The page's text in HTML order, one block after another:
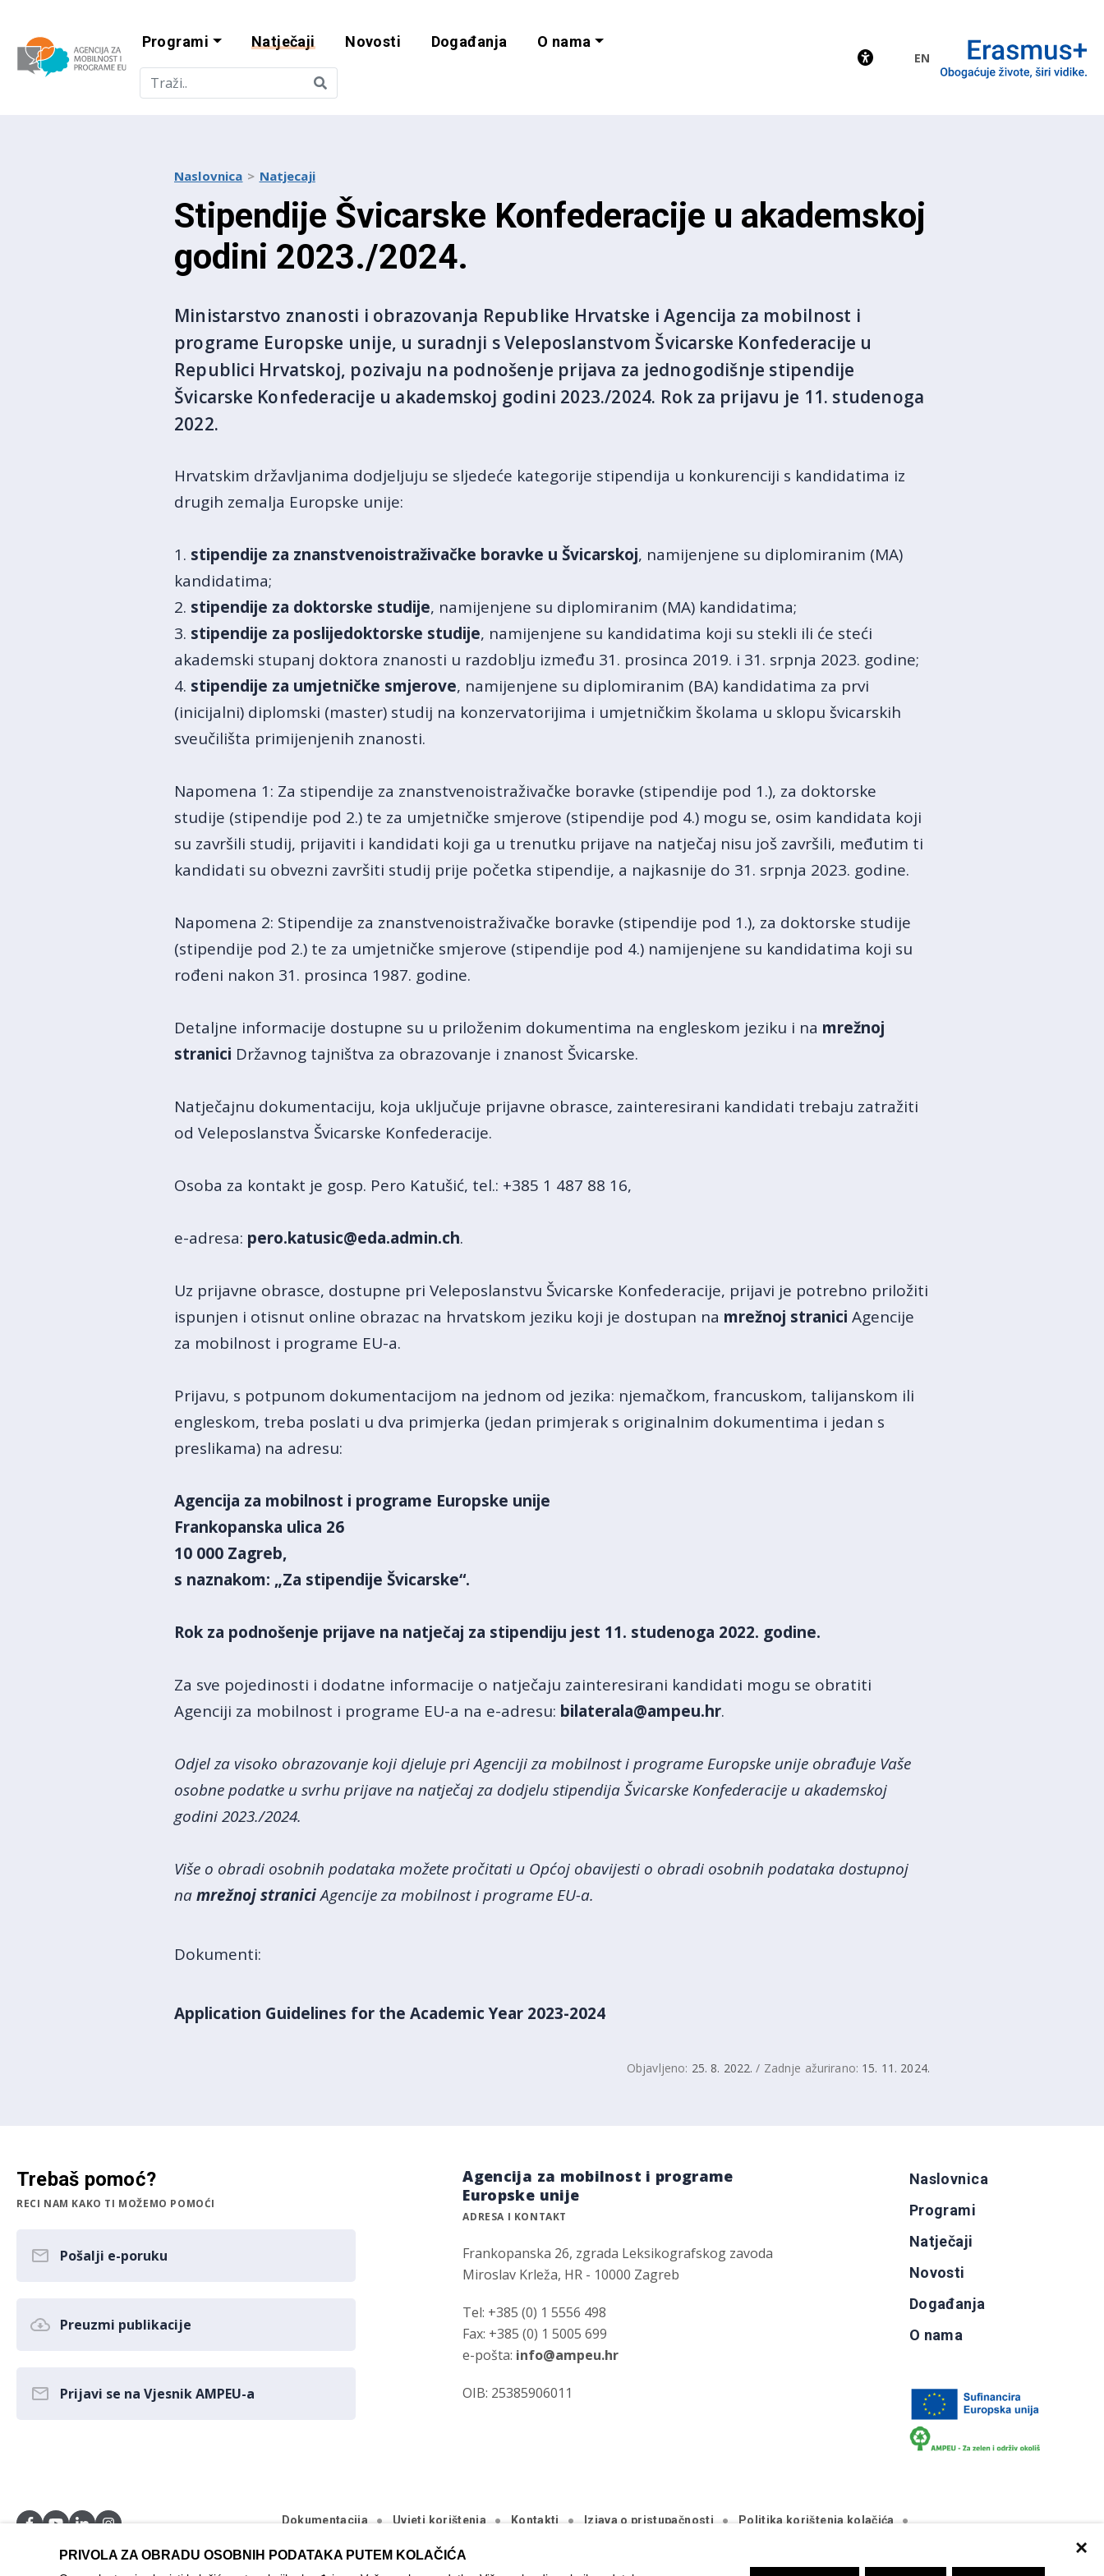
×
PRIVOLA ZA OBRADU OSOBNIH PODATAKA PUTEM KOLAČIĆA
Agencija za mobilnost i programe EU
Programi Natječaji Novosti Događanja O nama
EN
Naslovnica Natjecaji
Stipendije Švicarske Konfederacije u akademskoj
godini 2023./2024.
Ministarstvo znanosti i obrazovanja Republike Hrvatske i Agencija za mobilnost i
programe Europske unije, u suradnji s Veleposlanstvom Švicarske Konfederacije u
Republici Hrvatskoj, pozivaju na podnošenje prijava za jednogodišnje stipendije
Švicarske Konfederacije u akademskoj godini 2023./2024. Rok za prijavu je 11. studenoga
2022.
Hrvatskim državljanima dodjeljuju se sljedeće kategorije stipendija u konkurenciji s kandidatima iz
drugih zemalja Europske unije:
1. stipendije za znanstvenoistraživačke boravke u Švicarskoj, namijenjene su diplomiranim (MA)
kandidatima;
2. stipendije za doktorske studije, namijenjene su diplomiranim (MA) kandidatima;
3. stipendije za poslijedoktorske studije, namijenjene su kandidatima koji su stekli ili će steći
akademski stupanj doktora znanosti u razdoblju između 31. prosinca 2019. i 31. srpnja 2023. godine;
4. stipendije za umjetničke smjerove, namijenjene su diplomiranim (BA) kandidatima za prvi
(inicijalni) diplomski (master) studij na konzervatorijima i umjetničkim školama u sklopu švicarskih
sveučilišta primijenjenih znanosti.
Napomena 1: Za stipendije za znanstvenoistraživačke boravke (stipendije pod 1.), za doktorske
studije (stipendije pod 2.) te za umjetničke smjerove (stipendije pod 4.) mogu se, osim kandidata koji
su završili studij, prijaviti i kandidati koji ga u trenutku prijave na natječaj nisu još završili, međutim ti
kandidati su obvezni završiti studij prije početka stipendije, a najkasnije do 31. srpnja 2023. godine.
Napomena 2: Stipendije za znanstvenoistraživačke boravke (stipendije pod 1.), za doktorske studije
(stipendije pod 2.) te za umjetničke smjerove (stipendije pod 4.) namijenjene su kandidatima koji su
rođeni nakon 31. prosinca 1987. godine.
Detaljne informacije dostupne su u priloženim dokumentima na engleskom jeziku i na mrežnoj
stranici Državnog tajništva za obrazovanje i znanost Švicarske.
Natječajnu dokumentaciju, koja uključuje prijavne obrasce, zainteresirani kandidati trebaju zatražiti
od Veleposlanstva Švicarske Konfederacije.
Osoba za kontakt je gosp. Pero Katušić, tel.: +385 1 487 88 16,
e-adresa: pero.katusic@eda.admin.ch.
Uz prijavne obrasce, dostupne pri Veleposlanstvu Švicarske Konfederacije, prijavi je potrebno priložiti
ispunjen i otisnut online obrazac na hrvatskom jeziku koji je dostupan na mrežnoj stranici Agencije
za mobilnost i programe EU-a.
Prijavu, s potpunom dokumentacijom na jednom od jezika: njemačkom, francuskom, talijanskom ili
engleskom, treba poslati u dva primjerka (jedan primjerak s originalnim dokumentima i jedan s
preslikama) na adresu:
Agencija za mobilnost i programe Europske unije
Frankopanska ulica 26
10 000 Zagreb,
s naznakom: „Za stipendije Švicarske“.
Rok za podnošenje prijave na natječaj za stipendiju jest 11. studenoga 2022. godine.
Za sve pojedinosti i dodatne informacije o natječaju zainteresirani kandidati mogu se obratiti
Agenciji za mobilnost i programe EU-a na e-adresu: bilaterala@ampeu.hr.
Odjel za visoko obrazovanje koji djeluje pri Agenciji za mobilnost i programe Europske unije obrađuje Vaše
osobne podatke u svrhu prijave na natječaj za dodjelu stipendija Švicarske Konfederacije u akademskoj
godini 2023./2024.
Više o obradi osobnih podataka možete pročitati u Općoj obavijesti o obradi osobnih podataka dostupnoj
namrežnoj straniciAgencije za mobilnost i programe EU-a.
Dokumenti:
Application Guidelines for the Academic Year 2023-2024
Objavljeno: 25. 8. 2022. / Zadnje ažurirano: 15. 11. 2024.
Trebaš pomoć?
RECI NAM KAKO TI MOŽEMO POMOĆI
Pošalji e-poruku
Preuzmi publikacije
Prijavi se na Vjesnik AMPEU-a
Agencija za mobilnost i programe
Europske unije
ADRESA I KONTAKT
Frankopanska 26, zgrada Leksikografskog zavoda
Miroslav Krleža, HR - 10000 Zagreb
Tel: +385 (0) 1 5556 498
Fax: +385 (0) 1 5005 699
e-pošta: info@ampeu.hr
OIB: 25385906011
Naslovnica
Programi
Natječaji
Novosti
Događanja
O nama
Dokumentacija Uvjeti korištenja Kontakti Izjava o pristupačnosti
Politika korištenja kolačića